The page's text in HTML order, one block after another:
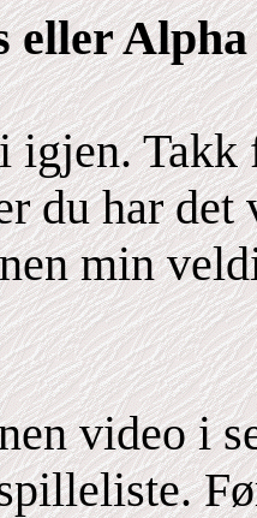
eller
Takk
du har
min
video i